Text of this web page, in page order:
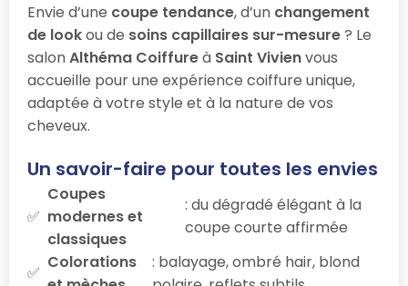
Envie d’une coupe tendance, d’un changement
de lookou de soins capillaires sur-mesure? Le
salonAlthéma Coiffureà Saint Vivienvous
accueille pour une expérience coiffure unique,
adaptée à votre style et à la nature de vos
cheveux.
Un savoir-faire pour toutes les envies
Coupes
modernes et
classiques
: du dégradé élégant à la
coupe courte affirmée
Colorations
: balayage, ombré hair, blond